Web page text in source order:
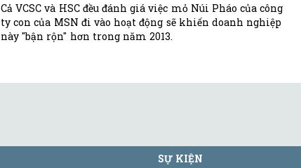
Cả VCSC và HSC đều đánh giá việc mỏ Núi Pháo của công
ty con của MSN đi vào hoạt động sẽ khiến doanh nghiệp
này "bận rộn" hơn trong năm 2013.
SỰ KIỆN